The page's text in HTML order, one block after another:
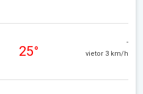
25°
-
vietor 3 km/h